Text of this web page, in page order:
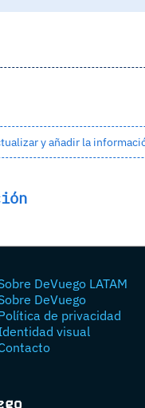
y añadir la
DeVuego LATAM
DeVuego
de privacidad
visual